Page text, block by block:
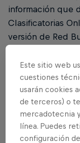
información que
Clasificatorias
versión de Red
habilidades y
inscribirse en
salgan
NOMBRE ETAPA
Este sitio web
cuestiones
usarán cookies
de terceros) o
mercadotecnia
línea. Puedes
configuración